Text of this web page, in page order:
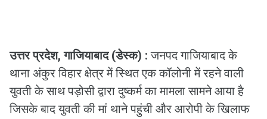
उत्तर प्रदेश, गाजियाबाद (डेस्क) :जनपद गाजियाबाद के
थाना अंकुर विहार क्षेत्र में स्थित एक कॉलोनी में रहने वाली
युवती के साथ पड़ोसी द्वारा दुष्कर्म का मामला सामने आया है
जिसके बाद युवती की मां थाने पहुंची और आरोपी के खिलाफ